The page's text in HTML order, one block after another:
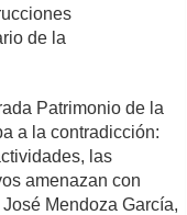
de la
Patrimonio de la
a la contradicción:
las
amenazan con
Mendoza García,